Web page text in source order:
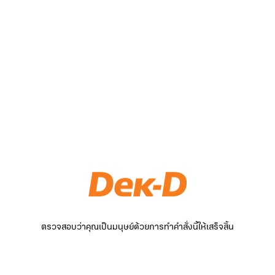
ตรวจสอบว่าคุณเป็นมนุษย์ด้วยการทำคำสั่งนี้ให้เสร็จสิ้น